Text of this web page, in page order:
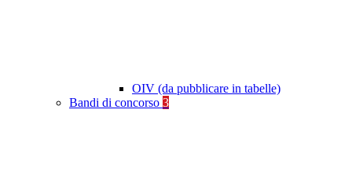
OIV (da pubblicare in tabelle)
Bandi di concorso 3